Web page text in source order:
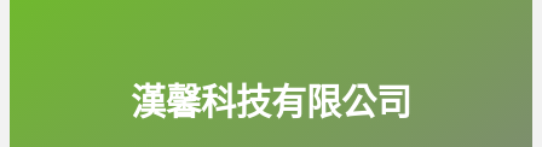
漢馨科技有限公司